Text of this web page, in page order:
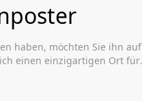
haben, möchten Sie ihn auf
einen einzigartigen Ort für
zur Straße und verleihen